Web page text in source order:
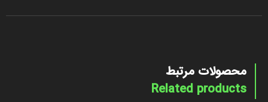
محصولات مرتبط
Related products